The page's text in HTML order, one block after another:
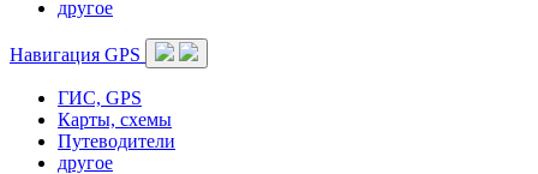
другое
Навигация GPS
ГИС, GPS
Карты, схемы
Путеводители
другое